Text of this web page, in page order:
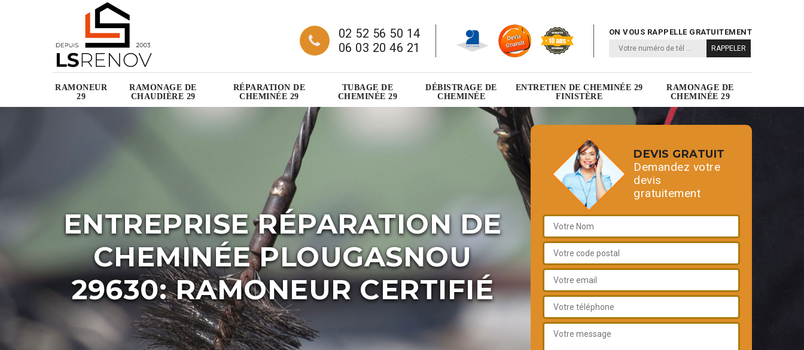
02 52 56 50 14
06 03 20 46 21
ON VOUS RAPPELLE GRATUITEMENT
RAMONEUR
29
RAMONAGE DE
CHAUDIÈRE 29
RÉPARATION DE
CHEMINÉE 29
TUBAGE DE
CHEMINÉE 29
DÉBISTRAGE DE
CHEMINÉE
ENTRETIEN DE CHEMINÉE 29
FINISTÈRE
RAMONAGE DE
CHEMINÉE 29
ENTREPRISE RÉPARATION DE
CHEMINÉE PLOUGASNOU
29630: RAMONEUR CERTIFIÉ
DEVIS GRATUIT
Demandez votre
devis
gratuitement